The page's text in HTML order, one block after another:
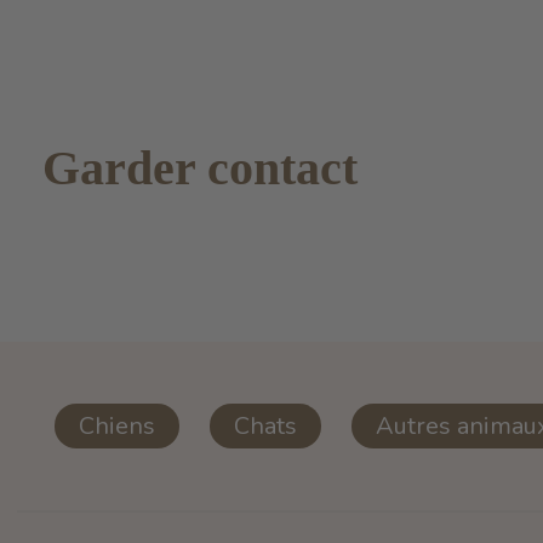
Garder contact
Chiens Chats Autres